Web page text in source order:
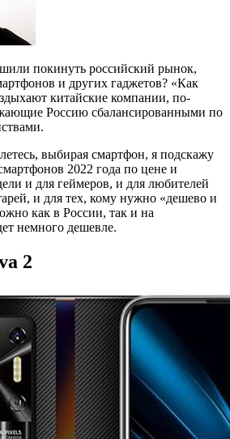
покинуть российский рынок,
и других гаджетов? «Как
китайские компании, по-
Россию сбалансированными по
выбирая смартфон, я подскажу
2022 года по цене и
и для геймеров, и для любителей
и для тех, кому нужно «дешево и
как в России, так и на
немного дешевле.
2